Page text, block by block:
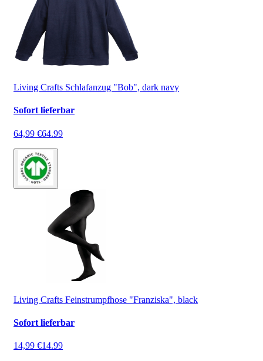
Living Crafts Schlafanzug "Bob", dark navy
Sofort lieferbar
64,99 €64.99
Living Crafts Feinstrumpfhose "Franziska", black
Sofort lieferbar
14,99 €14.99